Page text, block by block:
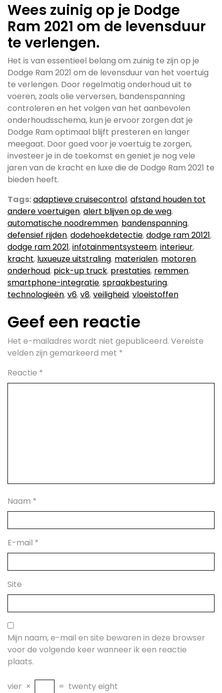
Wees zuinig op je Dodge
Ram 2021 om de levensduur
te verlengen.
Het is van essentieel belang om zuinig te zijn op je
Dodge Ram 2021 om de levensduur van het voertuig
te verlengen. Door regelmatig onderhoud uit te
voeren, zoals olie verversen, bandenspanning
controleren en het volgen van het aanbevolen
onderhoudsschema, kun je ervoor zorgen dat je
Dodge Ram optimaal blijft presteren en langer
meegaat. Door goed voor je voertuig te zorgen,
investeer je in de toekomst en geniet je nog vele
jaren van de kracht en luxe die de Dodge Ram 2021 te
bieden heeft.
Tags:adaptieve cruisecontrol,afstand houden tot
andere voertuigen,alert blijven op de weg,
automatische noodremmen, bandenspanning,
defensief rijden,dodehoekdetectie,dodge ram 20121,
dodge ram 2021,infotainmentsysteem,interieur,
kracht, luxueuze uitstraling, materialen, motoren,
onderhoud, pick-up truck, prestaties, remmen,
smartphone-integratie,spraakbesturing,
technologieën,v6,v8,veiligheid,vloeistoffen
Geef een reactie
Het e-mailadres wordt niet gepubliceerd. Vereiste
velden zijn gemarkeerd met *
Reactie *
Naam *
E-mail *
Site
Mijn naam, e-mail en site bewaren in deze browser
voor de volgende keer wanneer ik een reactie
plaats.
vier × = twenty eight